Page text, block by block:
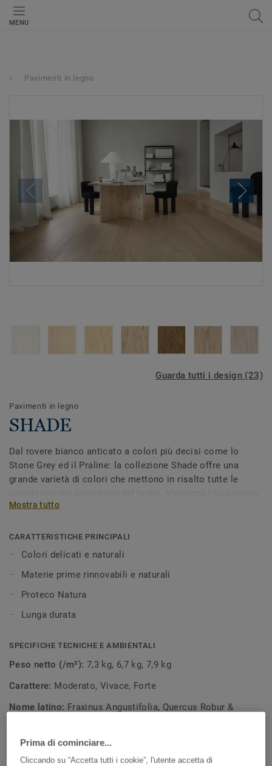
MENU
Pavimenti in legno
Guarda tutti i design (23)
Pavimenti in legno
SHADE
Dal rovere bianco anticato a colori più decisi come lo
Stone Grey ed il Praline: la collezione Shade offre una
grande varietà di colori che mettono in risalto tutte le
grazie alle eleganti sfumature di colore proposte dalla
finitura opaca per proteggere ed esaltare le venature del
legno e la struttura intrinseca di ogni doga.
Mostra tutto
CARATTERISTICHE PRINCIPALI
Colori delicati e naturali
Materie prime rinnovabili e naturali
Proteco Natura
Lunga durata
SPECIFICHE TECNICHE E AMBIENTALI
Peso netto (/m²): 7,3 kg, 6,7 kg, 7,9 kg
Carattere: Moderato, Vivace, Forte
Nome latino: Fraxinus Angustifolia, Quercus Robur &
Dichiarazione di prestazione:
0104, 2702-0105
Prima di cominciare...
Cliccando su “Accetta tutti i cookie”, l'utente accetta di